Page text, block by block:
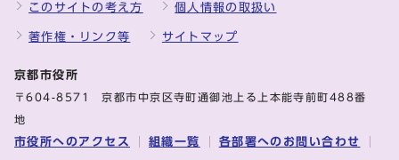
このサイトの考え方 個人情報の取扱い
著作権・リンク等 サイトマップ
京都市役所
〒604-8571 京都市中京区寺町通御池上る上本能寺前町488番
地
市役所へのアクセス 組織一覧 各部署へのお問い合わせ